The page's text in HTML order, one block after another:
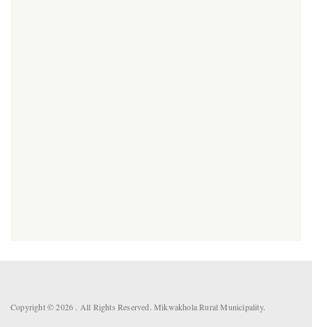
Copyright © 2026 . All Rights Reserved. Mikwakhola Rural Municipality.